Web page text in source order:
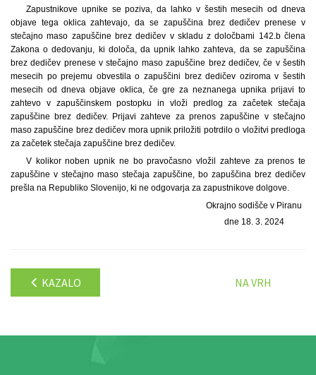
Zapustnikove upnike se poziva, da lahko v šestih mesecih od dneva
objave tega oklica zahtevajo, da se zapuščina brez dedičev prenese v
stečajno maso zapuščine brez dedičev v skladu z določbami 142.b člena
Zakona o dedovanju, ki določa, da upnik lahko zahteva, da se zapuščina
brez dedičev prenese v stečajno maso zapuščine brez dedičev, če v šestih
mesecih po prejemu obvestila o zapuščini brez dedičev oziroma v šestih
mesecih od dneva objave oklica, če gre za neznanega upnika prijavi to
zahtevo v zapuščinskem postopku in vloži predlog za začetek stečaja
zapuščine brez dedičev. Prijavi zahteve za prenos zapuščine v stečajno
maso zapuščine brez dedičev mora upnik priložiti potrdilo o vložitvi predloga
za začetek stečaja zapuščine brez dedičev.
V kolikor noben upnik ne bo pravočasno vložil zahteve za prenos te
zapuščine v stečajno maso stečaja zapuščine, bo zapuščina brez dedičev
prešla na Republiko Slovenijo, ki ne odgovarja za zapustnikove dolgove.
Okrajno sodišče v Piranu
dne 18. 3. 2024
KAZALO NA VRH